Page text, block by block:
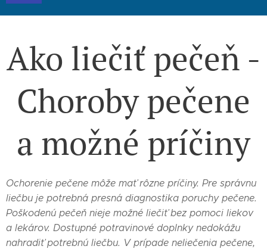
Ako liečiť pečeň -
Choroby pečene
a možné príčiny
Ochorenie pečene môže mať rôzne príčiny. Pre správnu
liečbu je potrebná presná diagnostika poruchy pečene.
Poškodenú pečeň nieje možné liečiť bez pomoci liekov
a lekárov. Dostupné potravinové doplnky nedokážu
nahradiť potrebnú liečbu. V prípade neliečenia pečene,